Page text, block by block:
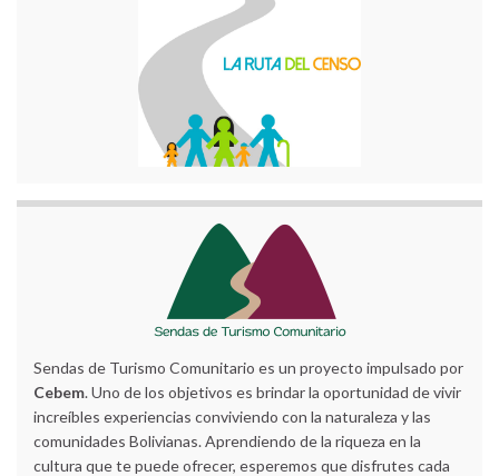
Sendas de Turismo Comunitario es un proyecto impulsado por
Cebem. Uno de los objetivos es brindar la oportunidad de vivir
increíbles experiencias conviviendo con la naturaleza y las
comunidades Bolivianas. Aprendiendo de la riqueza en la
cultura que te puede ofrecer, esperemos que disfrutes cada